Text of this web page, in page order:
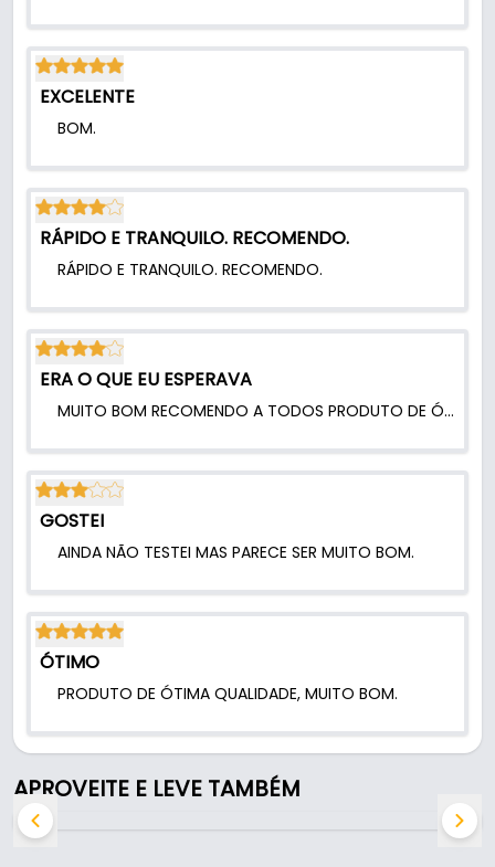
EXCELENTE
BOM.
RÁPIDO E TRANQUILO. RECOMENDO.
RÁPIDO E TRANQUILO. RECOMENDO.
ERA O QUE EU ESPERAVA
MUITO BOM RECOMENDO A TODOS PRODUTO DE ÓTIMA QUALIDADE.
GOSTEI
AINDA NÃO TESTEI MAS PARECE SER MUITO BOM.
ÓTIMO
PRODUTO DE ÓTIMA QUALIDADE, MUITO BOM.
APROVEITE E LEVE TAMBÉM